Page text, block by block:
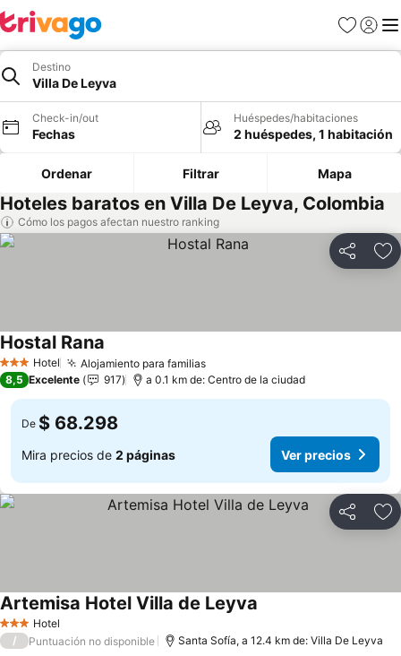
Favoritos
Iniciar
Destino
Villa De Leyva
Check-in/out
Fechas
Huéspedes/habitaciones
2 huéspedes, 1 habitación
Ordenar Filtrar Mapa
Hoteles baratos en Villa De Leyva, Colombia
Cómo los pagos afectan nuestro ranking
Compartir
3 Estrellas
Hotel Alojamiento para familias
Hostal Rana
8,5 Excelente 917 a 0.1 km de: Centro de la ciudad
De $ 68.298
Mira precios de 2 páginas Ver precios
Compartir
3 Estrellas
Hotel
Artemisa Hotel Villa de Leyva
/ Puntuación no disponible Santa Sofía, a 12.4 km de: Villa De Leyva